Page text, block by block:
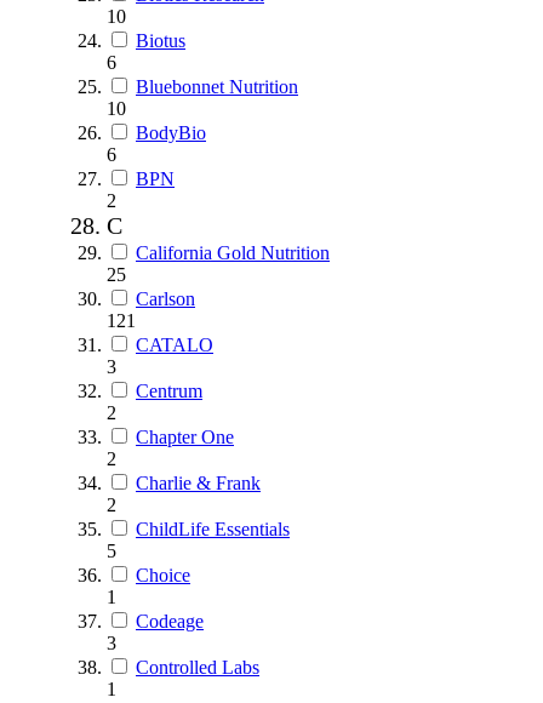
10
Biotus
6
Bluebonnet Nutrition
10
BodyBio
6
BPN
2
C
California Gold Nutrition
25
Carlson
121
CATALO
3
Centrum
2
Chapter One
2
Charlie & Frank
2
ChildLife Essentials
5
Choice
1
Codeage
3
Controlled Labs
1